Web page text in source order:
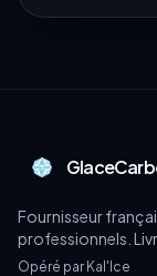
Fournisseur
professionnels.
Opéré par Kal'Ice